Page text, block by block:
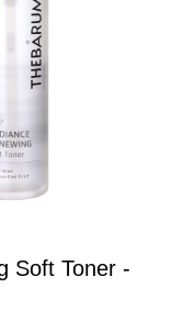
Soft Toner -